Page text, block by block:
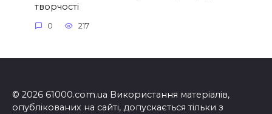
творчості
0 217
© 2026 61000.com.ua Використання матеріалів,
опублікованих на сайті, допускається тільки з